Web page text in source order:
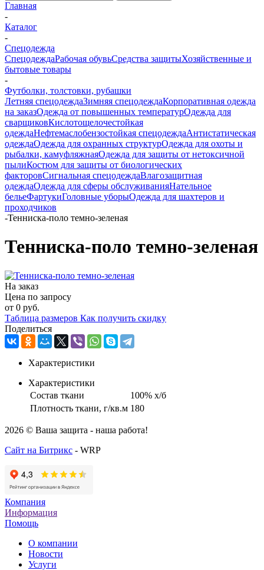
Главная
-
Каталог
-
Спецодежда
СпецодеждаРабочая обувьСредства защитыХозяйственные и
бытовые товары
-
Футболки, толстовки, рубашки
Летняя спецодеждаЗимняя спецодеждаКорпоративная одежда
на заказОдежда от повышенных температурОдежда для
сварщиковКислотощелочестойкая
одеждаНефтемаслобензостойкая спецодеждаАнтистатическая
одеждаОдежда для охранных структурОдежда для охоты и
рыбалки, камуфляжнаяОдежда для защиты от нетоксичной
пылиКостюм для защиты от биологических
факторовСигнальная спецодеждаВлагозащитная
одеждаОдежда для сферы обслуживанияНательное
бельеФартукиГоловные уборыОдежда для шахтеров и
проходчиков
-Тенниска-поло темно-зеленая
Тенниска-поло темно-зеленая
На заказ
Цена по запросу
от 0 руб.
Таблица размеров Как получить скидку
Поделиться
Характеристики
Характеристики
Состав ткани
100% х/б
Плотность ткани, г/кв.м 180
2026 © Ваша защита - наша работа!
Сайт на Битрикс - WRP
Компания
Информация
Помощь
О компании
Новости
Услуги